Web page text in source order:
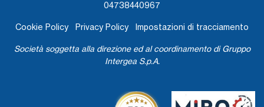
04738440967
Cookie Policy Privacy Policy Impostazioni di tracciamento
Società soggetta alla direzione ed al coordinamento di Gruppo
Intergea S.p.A.